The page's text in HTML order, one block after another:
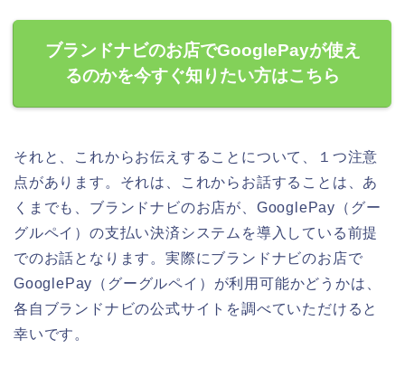
ブランドナビのお店でGooglePayが使え
るのかを今すぐ知りたい方はこちら
それと、これからお伝えすることについて、１つ注意
点があります。それは、これからお話することは、あ
くまでも、ブランドナビのお店が、GooglePay（グー
グルペイ）の支払い決済システムを導入している前提
でのお話となります。実際にブランドナビのお店で
GooglePay（グーグルペイ）が利用可能かどうかは、
各自ブランドナビの公式サイトを調べていただけると
幸いです。